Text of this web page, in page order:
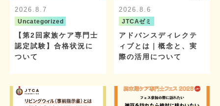
2026.8.7
Uncategorized
【第2回家族ケア専門士
認定試験】合格状況に
ついて
2026.8.6
JTCAゼミ
アドバンスディレクテ
ィブとは｜概念と、実
際の活用について